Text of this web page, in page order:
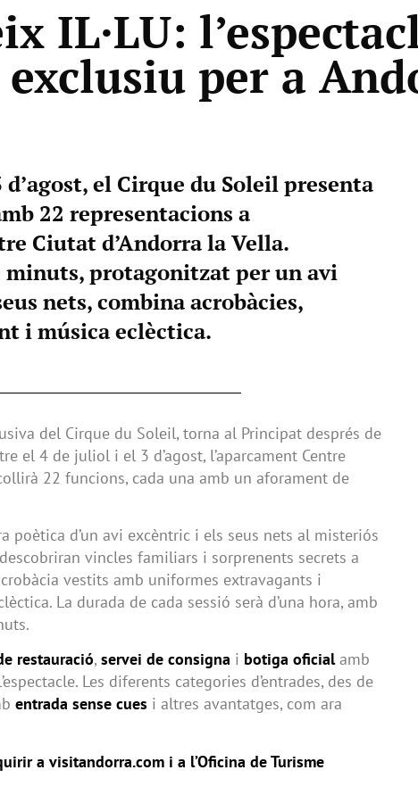
IL·LU:
per a
el Cirque du Soleil presenta
22 representacions a
Ciutat d’Andorra la Vella.
minuts, protagonitzat per un avi
nets, combina acrobàcies,
i música eclèctica.
del Cirque du Soleil, torna al Principat després de
el 4 de juliol i el 3 d’agost, l’aparcament Centre
22 funcions, cada una amb un aforament de
poètica d’un avi excèntric i els seus nets al misteriós
vincles familiars i sorprenents secrets a
vestits amb uniformes extravagants i
La durada de cada sessió serà d’una hora, amb
restauració, servei de consigna i botiga oficialamb
Les diferents categories d’entrades, des de
entrada sense cues i altres avantatges, com ara
a visitandorra.com i a l’Oficina de Turisme